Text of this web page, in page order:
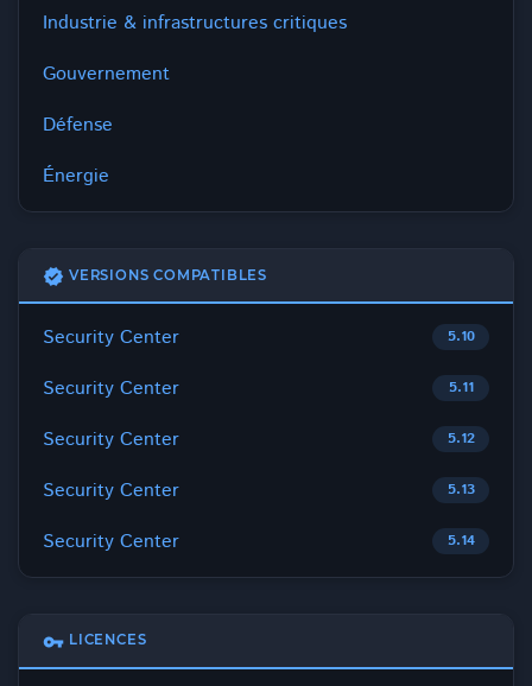
Industrie & infrastructures critiques
Gouvernement
Défense
Énergie
verified VERSIONS COMPATIBLES
Security Center 5.10
Security Center 5.11
Security Center 5.12
Security Center 5.13
Security Center 5.14
vpn_key LICENCES